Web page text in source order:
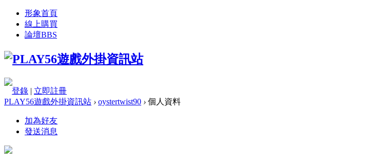
形象首頁
線上購買
論壇BBS
登錄 | 立即註冊
PLAY56遊戲外掛資訊站 › oystertwist90 › 個人資料
加為好友
發送消息